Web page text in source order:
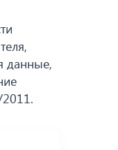
данные,